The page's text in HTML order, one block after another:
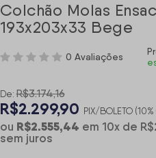
Colchão Molas
193x203x33 Bege
0 Avaliações
De: R$3.174,16
R$2.299,90 PIX/BOLETO (10%
ou R$2.555,44 em 10xde
sem juros